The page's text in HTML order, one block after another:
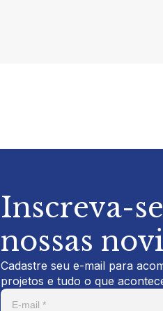
Inscreva-
nossas
Cadastre seu e-mail para
projetos e tudo o que